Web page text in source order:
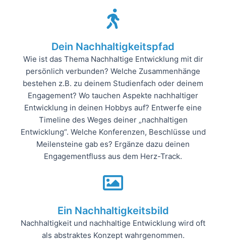
Dein Nachhaltigkeitspfad
Wie ist das Thema Nachhaltige Entwicklung mit dir
persönlich verbunden? Welche Zusammenhänge
bestehen z.B. zu deinem Studienfach oder deinem
Engagement? Wo tauchen Aspekte nachhaltiger
Entwicklung in deinen Hobbys auf? Entwerfe eine
Timeline des Weges deiner „nachhaltigen
Entwicklung“. Welche Konferenzen, Beschlüsse und
Meilensteine gab es? Ergänze dazu deinen
Engagementfluss aus dem Herz-Track.
Ein Nachhaltigkeitsbild
Nachhaltigkeit und nachhaltige Entwicklung wird oft
als abstraktes Konzept wahrgenommen.